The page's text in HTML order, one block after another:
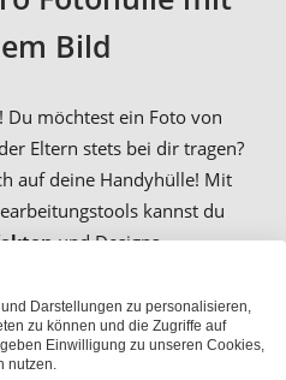
Bild
Du möchtest ein Foto von
Eltern stets bei dir tragen?
auf deine Handyhülle! Mit
kannst du
und Designs
dein Ergebnis in
„Rundum-Druck“
freien Ränder übrig. Durch
finden sich deine Motive
Darstellungen zu personalisieren,
zu können und die Zugriffe auf
Einwilligung zu unseren Cookies,
nutzen.